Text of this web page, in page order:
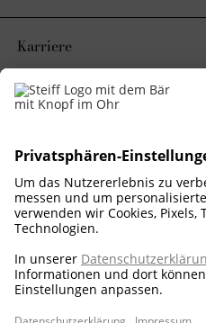
Karriere
Kontakt & Rechtliches
Nachhaltigkeitsversprechen
Corporate Business